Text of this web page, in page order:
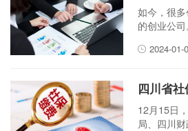
如今，很
的创业公
作作为企业
对于刚刚成
一个月做
些细节呢？
2024-01-
12月15日
局、四川